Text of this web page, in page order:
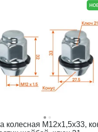
колесная M12x1,5x33,